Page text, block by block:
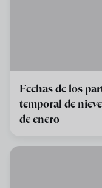
Fechas de los
temporal de
de enero